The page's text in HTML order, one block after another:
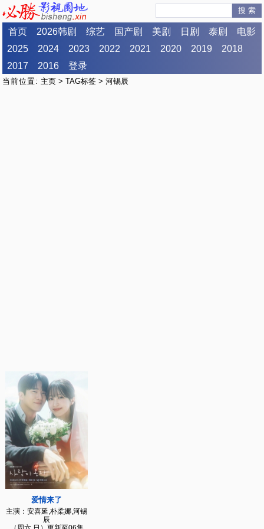
搜 索
首页 2026韩剧 综艺 国产剧 美剧 日剧 泰剧
电影
2025
2024 2023 2022 2021 2020 2019
2018
2017
2016 登录
当前位置: 主页 >TAG标签 > 河锡辰
爱情来了
主演：安喜延,朴柔娜,河锡
辰